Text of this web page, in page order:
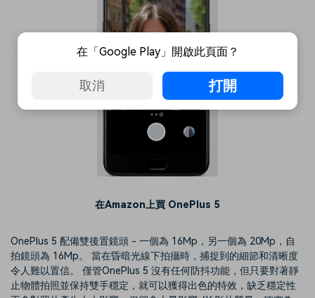
在Amazon上買 OnePlus 5
OnePlus 5 配備雙後置鏡頭 - 一個為 16Mp，另一個為 20Mp，自
拍鏡頭為 16Mp。 當在昏暗光線下拍攝時，捕捉到的細節和清晰度
令人難以置信。 僅管OnePlus 5 沒有任何防抖功能，但只要對著靜
止物體拍照並保持雙手穩定，就可以獲得出色的特效，缺乏穩定性
在「Google Play」開啟此頁面？
取消 打開